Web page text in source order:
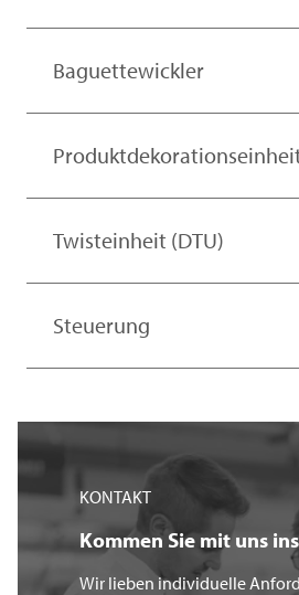
Baguettewickler
Twisteinheit (DTU)
Steuerung
KONTAKT
Kommen Sie mit uns
Wir lieben individuelle